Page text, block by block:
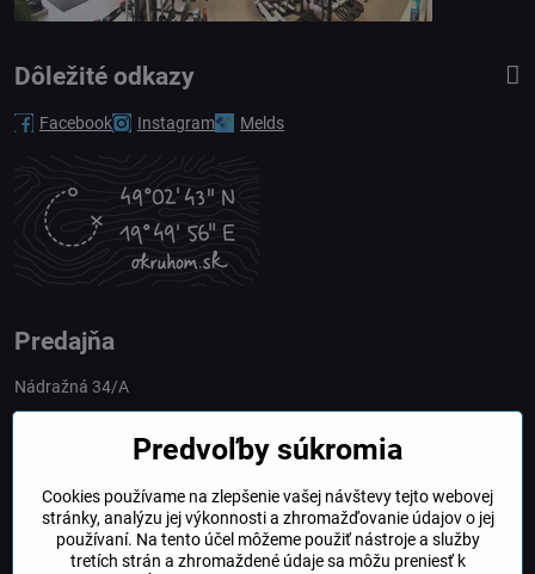
Dôležité odkazy
Facebook Instagram Melds
Predajňa
Nádražná 34/A
obchod​@northline​.sk
Otváracie hodiny
Predvoľby súkromia
Cookies používame na zlepšenie vašej návštevy tejto webovej
stránky, analýzu jej výkonnosti a zhromažďovanie údajov o jej
používaní. Na tento účel môžeme použiť nástroje a služby
tretích strán a zhromaždené údaje sa môžu preniesť k